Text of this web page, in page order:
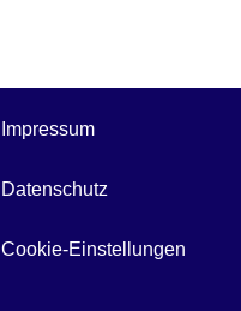
Impressum
Datenschutz
Cookie-Einstellungen